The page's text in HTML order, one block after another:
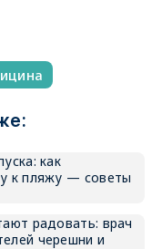
как
к пляжу — советы
радовать: врач
черешни и